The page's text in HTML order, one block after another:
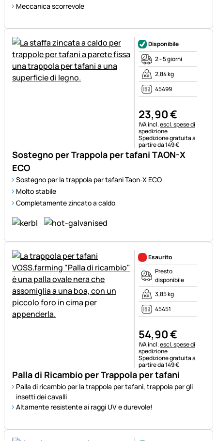
Meccanica scorrevole
Sostegno per Trappola per tafani TAON-X
ECO
Sostegno per la trappola per tafani Taon-X ECO
Molto stabile
Completamente zincato a caldo
Disponibile
2 - 5 giorni
2,84 kg
45499
23,90€
Informazioni fiscali:
IVA incl.escl. spese di
spedizione
Spedizione gratuita a
partire da 149 €
Palla di Ricambio per Trappola per tafani
Palla di ricambio per la trappola per tafani, trappola per gli
insetti dei cavalli
Altamente resistente ai raggi UV e durevole!
Esaurito
Presto
disponibile
3,85 kg
45451
54,90€
Informazioni fiscali:
IVA incl.escl. spese di
spedizione
Spedizione gratuita a
partire da 149 €